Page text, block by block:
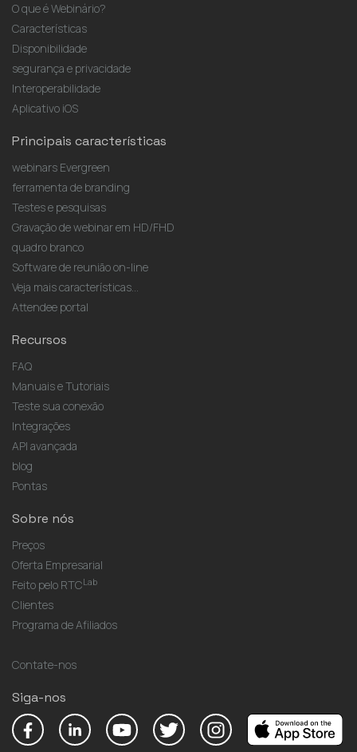
O que é Webinário?
Características
Disponibilidade
segurança e privacidade
Interoperabilidade
Aplicativo iOS
Principais características
webinars Evergreen
ferramenta de branding
Testes e pesquisas
Gravação de webinar em HD/FHD
quadro branco
Software de reunião on-line
Veja mais características...
Attendee portal
Recursos
FAQ
Manuais e Tutoriais
Teste sua conexão
Integrações
API avançada
blog
Pontas
Sobre nós
Preços
Oferta Empresarial
Feito pelo RTCLab
Clientes
Programa de Afiliados
Contate-nos
Siga-nos